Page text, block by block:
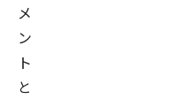
メ
ン
ト
と